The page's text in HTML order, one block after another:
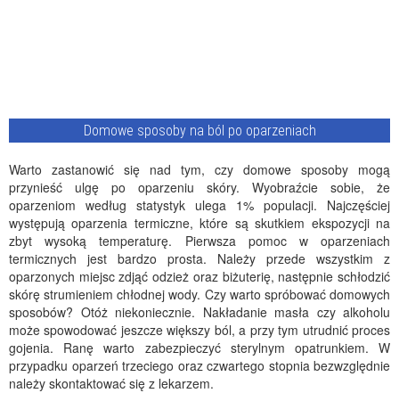
Domowe sposoby na ból po oparzeniach
Warto zastanowić się nad tym, czy domowe sposoby mogą
przynieść ulgę po oparzeniu skóry. Wyobraźcie sobie, że
oparzeniom według statystyk ulega 1% populacji. Najczęściej
występują oparzenia termiczne, które są skutkiem ekspozycji na
zbyt wysoką temperaturę. Pierwsza pomoc w oparzeniach
termicznych jest bardzo prosta. Należy przede wszystkim z
oparzonych miejsc zdjąć odzież oraz biżuterię, następnie schłodzić
skórę strumieniem chłodnej wody. Czy warto spróbować domowych
sposobów? Otóż niekoniecznie. Nakładanie masła czy alkoholu
może spowodować jeszcze większy ból, a przy tym utrudnić proces
gojenia. Ranę warto zabezpieczyć sterylnym opatrunkiem. W
przypadku oparzeń trzeciego oraz czwartego stopnia bezwzględnie
należy skontaktować się z lekarzem.